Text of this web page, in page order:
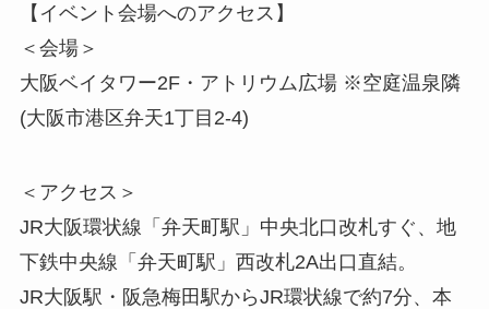
【イベント会場へのアクセス】
＜会場＞
大阪ベイタワー2F・アトリウム広場 ※空庭温泉隣
(大阪市港区弁天1丁目2-4)
＜アクセス＞
JR大阪環状線「弁天町駅」中央北口改札すぐ、地
下鉄中央線「弁天町駅」西改札2A出口直結。
JR大阪駅・阪急梅田駅からJR環状線で約7分、本